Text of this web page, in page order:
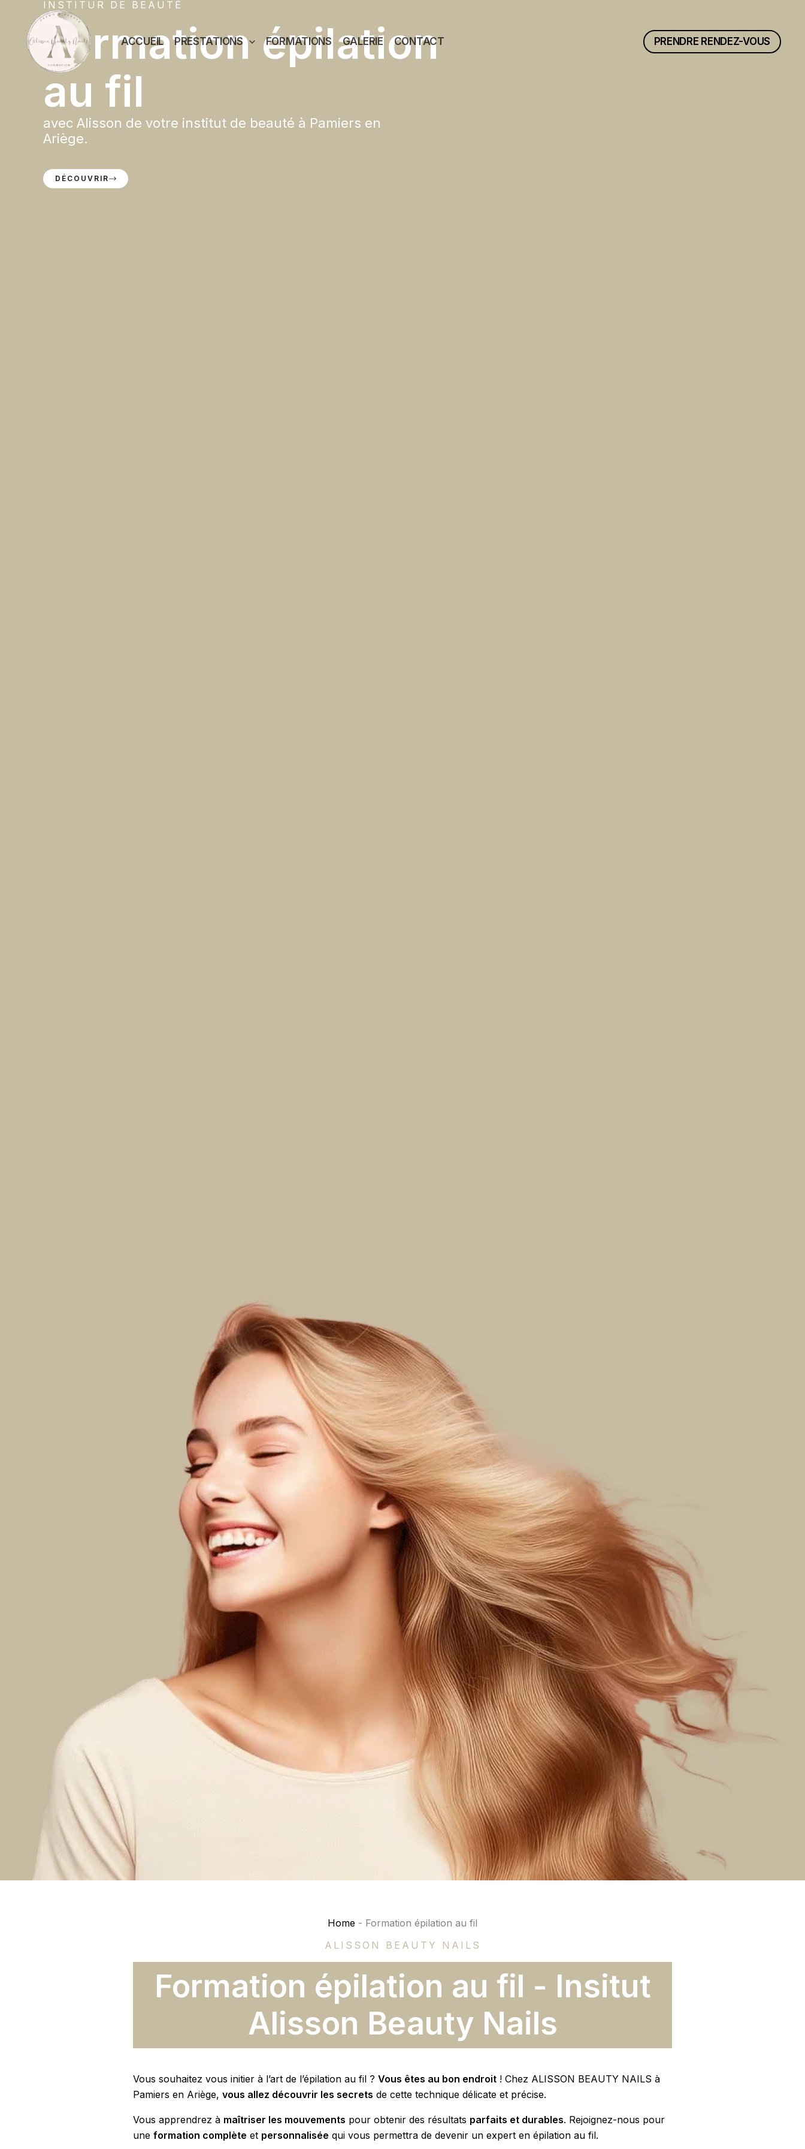
contenu
ACCUEIL PRESTATIONS FORMATIONS GALERIE CONTACT PRENDRE RENDEZ-VOUS
INSTITUR DE BEAUTÉ
Formation épilation
au fil
avec Alisson de votre institut de beauté à Pamiers en
Ariège.
DÉCOUVRIR
Home - Formation épilation au fil
ALISSON BEAUTY NAILS
Formation épilation au fil - Insitut
Alisson Beauty Nails
Vous souhaitez vous initier à l’art de l’épilation au fil ? Vous êtes au bon endroit ! Chez ALISSON BEAUTY NAILS à
Pamiers en Ariège, vous allez découvrir les secrets de cette technique délicate et précise.
Vous apprendrez à maîtriser les mouvements pour obtenir des résultats parfaits et durables. Rejoignez-nous pour
une formation complète et personnalisée qui vous permettra de devenir un expert en épilation au fil.